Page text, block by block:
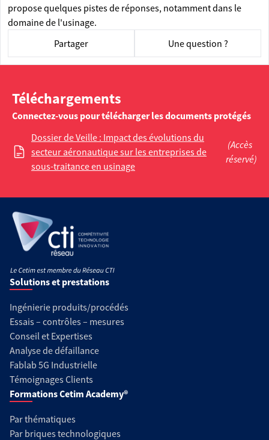
propose quelques pistes de réponses, notamment dans le
domaine de l'usinage.
Partager
Une question ?
Téléchargements
Connectez-vous pour télécharger les documents protégés
Dossier de Veille : Impact des évolutions du
secteur aéronautique sur les entreprises de
sous-traitance en usinage
(Accès
réservé)
Solutions et prestations
Ingénierie produits/procédés
Essais – contrôles – mesures
Conseil et Expertises
Analyse de défaillance
Fablab 5G Industrielle
Témoignages Clients
Formations Cetim Academy®
Par thématiques
Par briques technologiques